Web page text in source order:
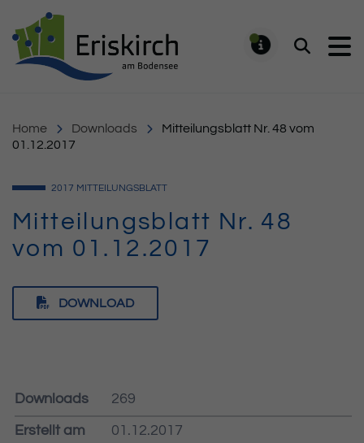
Suchen
Home Downloads
Mitteilungsblatt Nr. 48 vom
01.12.2017
2017 MITTEILUNGSBLATT
Mitteilungsblatt Nr. 48
vom 01.12.2017
DOWNLOAD
Downloads 269
Erstellt am 01.12.2017